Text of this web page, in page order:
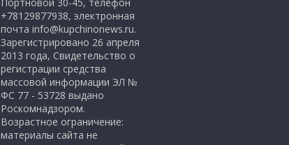
+78129877938, электронная
почта info@kupchinonews.ru.
Зарегистрировано 26 апреля
2013 года, Свидетельство о
регистрации средства
массовой информации ЭЛ №
ФС 77 - 53728 выдано
Роскомнадзором.
Возрастное ограничение:
материалы сайта не